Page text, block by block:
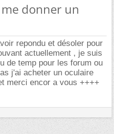
me donner un
repondu et désoler pour
actuellement , je suis
de temp pour les forum ou
j'ai acheter un oculaire
merci encor a vous ++++